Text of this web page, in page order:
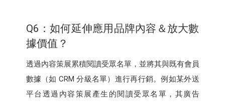
Q6：如何延伸應用品牌內容＆放大數
據價值？
透過內容策展累積閱讀受眾名單，並將其與既有會員
數據（如 CRM 分級名單）進行再行銷。例如某外送
平台透過內容策展產生的閱讀受眾名單，其廣告